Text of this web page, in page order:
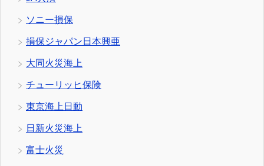
ソニー損保
損保ジャパン日本興亜
大同火災海上
チューリッヒ保険
東京海上日動
日新火災海上
富士火災